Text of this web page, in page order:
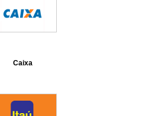
Caixa